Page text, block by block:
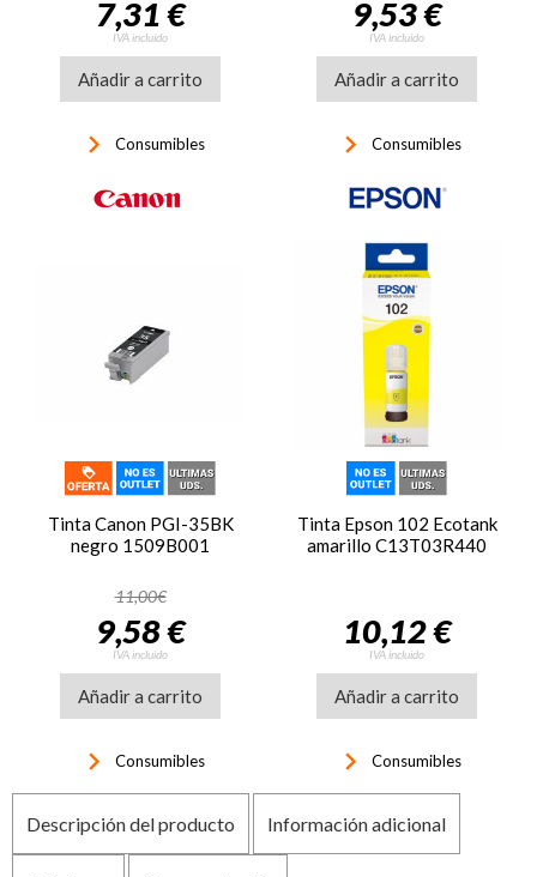
7,31 €
IVA incluido
Añadir a carrito
keyboard_arrow_right Consumibles
9,53 €
IVA incluido
Añadir a carrito
keyboard_arrow_right Consumibles
Tinta Canon PGI-35BK
negro 1509B001
11,00€
9,58 €
IVA incluido
Añadir a carrito
keyboard_arrow_right Consumibles
Tinta Epson 102 Ecotank
amarillo C13T03R440
10,12 €
IVA incluido
Añadir a carrito
keyboard_arrow_right Consumibles
Descripción del producto Información adicional